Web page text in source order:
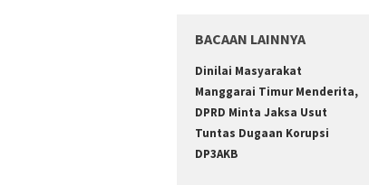
BACAAN LAINNYA
Dinilai Masyarakat
Manggarai Timur Menderita,
DPRD Minta Jaksa Usut
Tuntas Dugaan Korupsi
DP3AKB